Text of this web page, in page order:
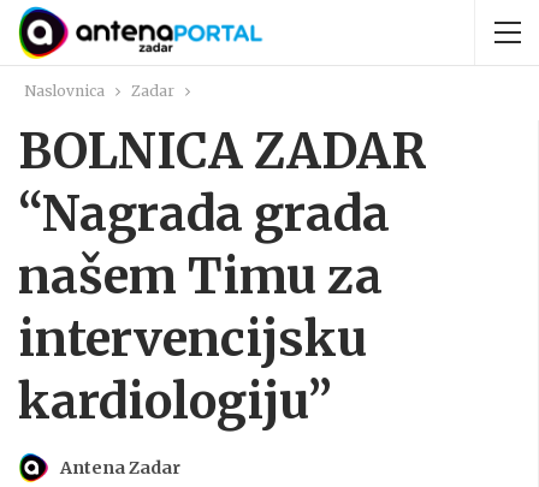
Naslovnica Zadar
BOLNICA ZADAR
“Nagrada grada
našem Timu za
intervencijsku
kardiologiju”
Antena Zadar